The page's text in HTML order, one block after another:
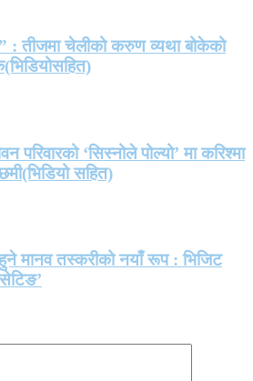
तीजमा चेलीको करुण व्यथा बोकेको
परिवारको ‘सिस्नोले पोल्यो’ मा करिश्मा
सहित)
मानव तस्करीको नयाँ रूप : भिजिट